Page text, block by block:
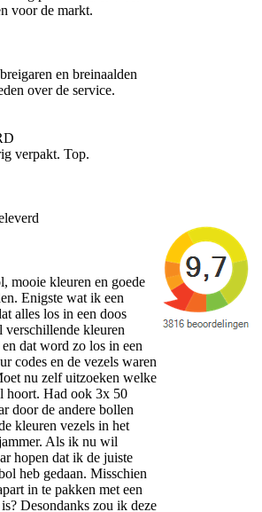
voor de markt.
en breinaalden
over de service.
verpakt. Top.
mooie kleuren en goede
Enigste wat ik een
alles los in een doos
verschillende kleuren
dat word zo los in een
codes en de vezels waren
nu zelf uitzoeken welke
hoort. Had ook 3x 50
door de andere bollen
kleuren vezels in het
Als ik nu wil
hopen dat ik de juiste
heb gedaan. Misschien
in te pakken met een
Desondanks zou ik deze